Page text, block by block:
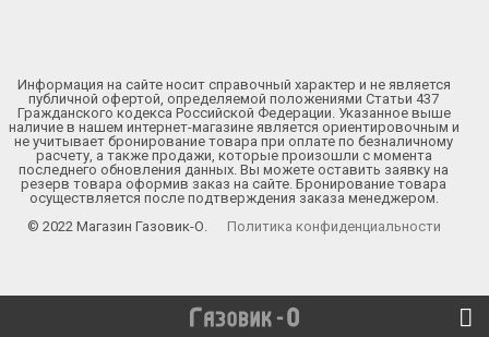
Информация на сайте носит справочный характер и не является
публичной офертой, определяемой положениями Статьи 437
Гражданского кодекса Российской Федерации. Указанное выше
наличие в нашем интернет-магазине является ориентировочным и
не учитывает бронирование товара при оплате по безналичному
расчету, а также продажи, которые произошли с момента
последнего обновления данных. Вы можете оставить заявку на
резерв товара оформив заказ на сайте. Бронирование товара
осуществляется после подтверждения заказа менеджером.
© 2022 Магазин Газовик-О.
Политика конфиденциальности